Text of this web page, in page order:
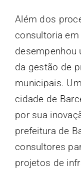
Além dos
consultoria
desempenhou
da gestão de
municipais.
cidade de
por sua
prefeitura de
consultores
projetos de